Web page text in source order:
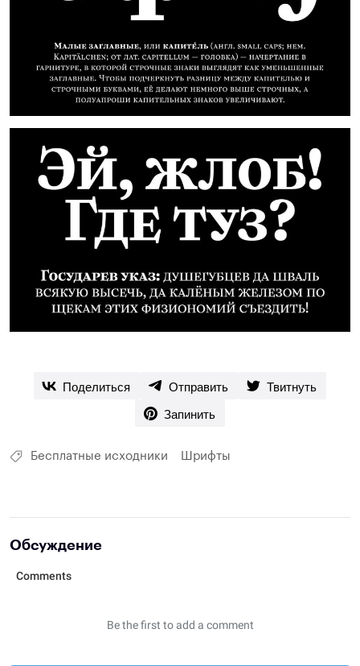
Поделиться Отправить
Твитнуть
Запинить
Бесплатные исходники Шрифты
Обсуждение